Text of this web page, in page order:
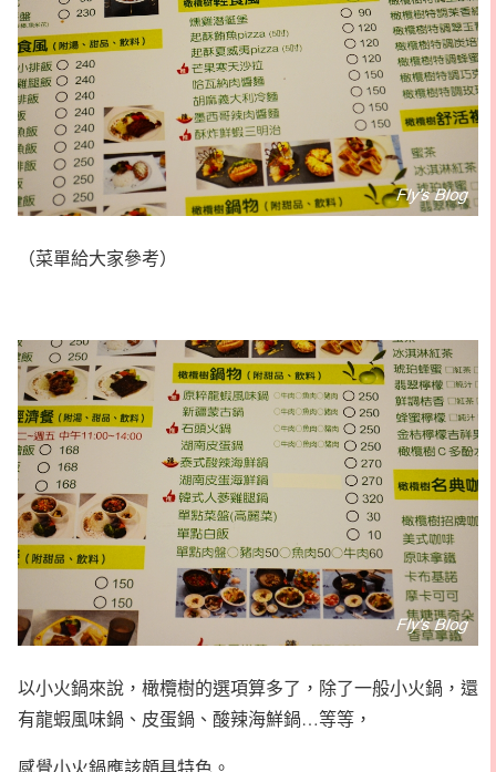
（菜單給大家參考）
以小火鍋來說，橄欖樹的選項算多了，除了一般小火鍋，還
有龍蝦風味鍋、皮蛋鍋、酸辣海鮮鍋…等等，
感覺小火鍋應該頗具特色。